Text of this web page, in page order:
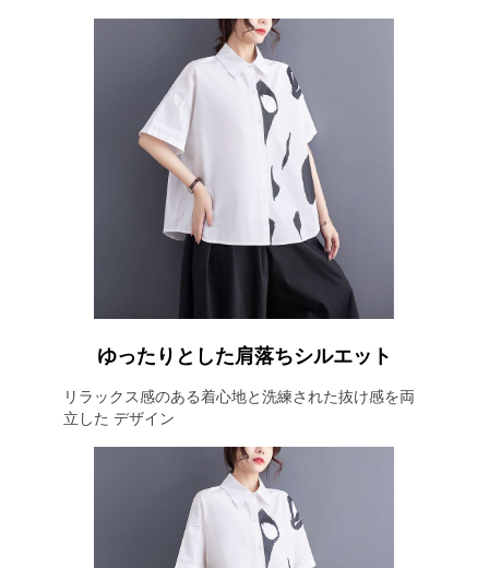
ゆったりとした肩落ちシルエット
リラックス感のある着心地と洗練された抜け感を両
立した デザイン